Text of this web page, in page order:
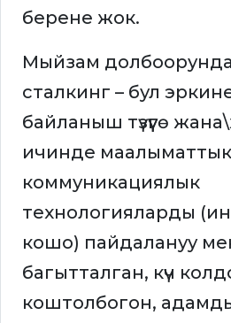
берене жок.
Мыйзам
сталкинг – бул
байланыш түзүүгө
ичинде
коммуникациялык
технологияларды
кошо) пайдалануу
багытталган, күч
коштолбогон,